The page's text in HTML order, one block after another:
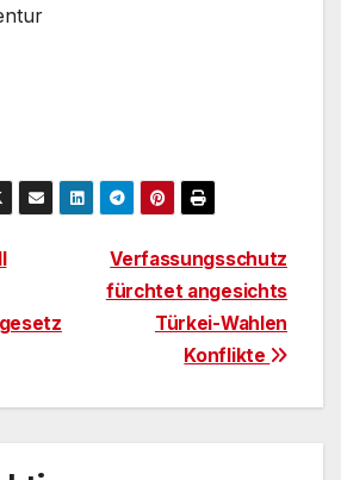
Verfassungsschutz
fürchtet angesichts
Türkei-Wahlen
Konflikte